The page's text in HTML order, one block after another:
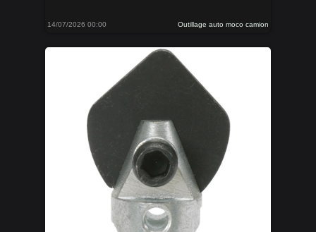
14/07/2026 00:00 Outillage auto moco camion